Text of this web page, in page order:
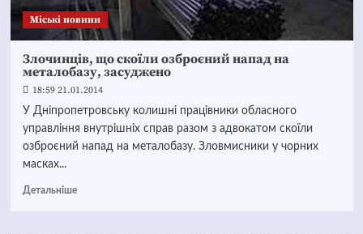
Mіські новини
Злочинців, що скоїли озброєний напад на
металобазу, засуджено
18:59 21.01.2014
У Дніпропетровську колишні працівники обласного
управління внутрішніх справ разом з адвокатом скоїли
озброєний напад на металобазу. Зловмисники у чорних
масках...
Детальніше